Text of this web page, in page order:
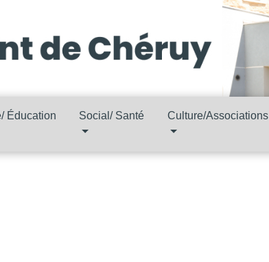
Éducation Social/ Santé Culture/Associations